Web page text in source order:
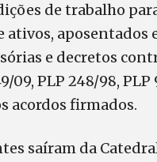
de trabalho
ativos, aposentados
e decretos
09, PLP 248/98,
acordos firmados.
saíram da